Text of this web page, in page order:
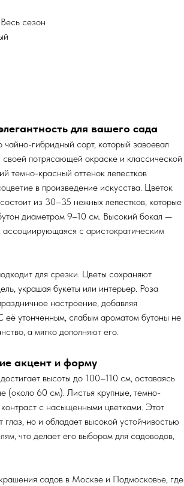
сезон
для вашего сада
гибридный сорт, который завоевал
своей потрясающей окраске и классической
темно-красный оттенок лепестков
в произведение искусства. Цветок
из 30–35 нежных лепестков, которые
диаметром 9–10 см. Высокий бокал —
с аристократическим
для срезки. Цветы сохраняют
украшая букеты или интерьер. Роза
настроение, добавляя
её утонченным, слабым ароматом бутоны не
а мягко дополняют его.
акцент и форму
высоты до 100–110 см, оставаясь
(около 60 см). Листья крупные, темно-
с насыщенными цветками. Этот
глаз, но и обладает высокой устойчивостью
что делает его выбором для садоводов,
садов в Москве и Подмосковье, где